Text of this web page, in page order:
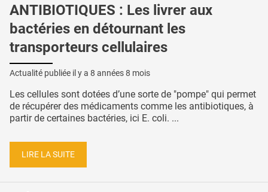
ANTIBIOTIQUES : Les livrer aux
bactéries en détournant les
transporteurs cellulaires
Actualité publiée il y a 8 années 8 mois
Les cellules sont dotées d’une sorte de "pompe" qui permet
de récupérer des médicaments comme les antibiotiques, à
partir de certaines bactéries, ici E. coli. ...
LIRE LA SUITE